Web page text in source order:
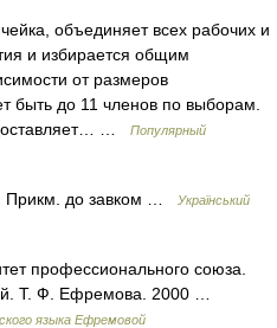
объединяет всех рабочих и
и избирается общим
от размеров
быть до 11 членов по выборам.
…
Популярный
Прикм. до завком …
Український
профессионального союза.
Т. Ф. Ефремова. 2000 …
языка Ефремовой